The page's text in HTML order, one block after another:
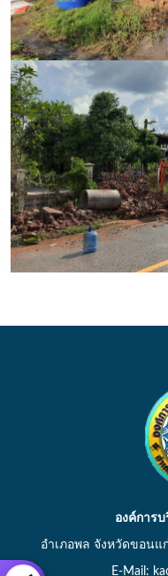
องค์การ
อำเภอพล จังหวัดขอนแ
E-Mail: